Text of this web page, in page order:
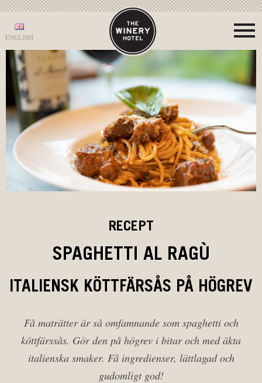
ENGLISH
RECEPT
SPAGHETTI AL RAGÙ
ITALIENSK KÖTTFÄRSÅS PÅ HÖGREV
Få maträtter är så omfamnande som spaghetti och
köttfärssås. Gör den på högrev i bitar och med äkta
italienska smaker. Få ingredienser, lättlagad och
gudomligt god!